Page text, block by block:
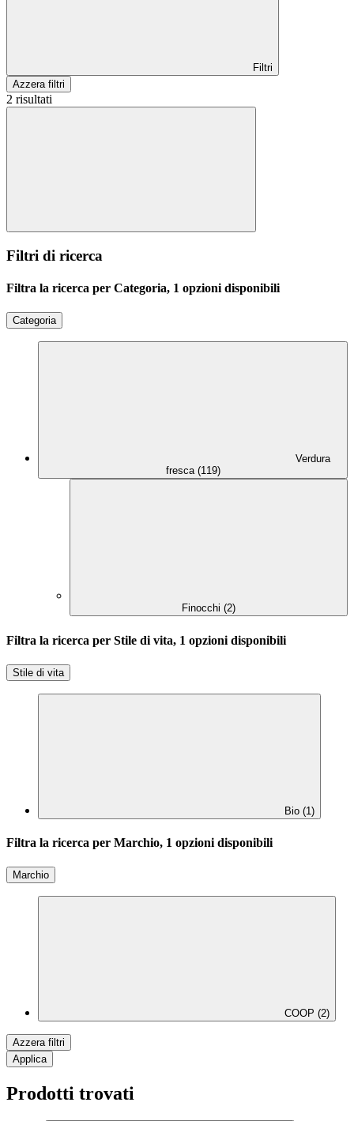
Filtri
Azzera filtri
2 risultati
Filtri di ricerca
Filtra la ricerca per Categoria, 1 opzioni disponibili
Categoria
Verdura
fresca (119)
Finocchi (2)
Filtra la ricerca per Stile di vita, 1 opzioni disponibili
Stile di vita
Bio (1)
Filtra la ricerca per Marchio, 1 opzioni disponibili
Marchio
COOP (2)
Azzera filtri
Applica
Prodotti trovati